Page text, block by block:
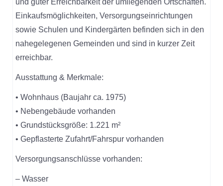
und guter Erreichbarkeit der umliegenden Ortschaften.
Einkaufsmöglichkeiten, Versorgungseinrichtungen
sowie Schulen und Kindergärten befinden sich in den
nahegelegenen Gemeinden und sind in kurzer Zeit
erreichbar.
Ausstattung & Merkmale:
• Wohnhaus (Baujahr ca. 1975)
• Nebengebäude vorhanden
• Grundstücksgröße: 1.221 m²
• Gepflasterte Zufahrt/Fahrspur vorhanden
Versorgungsanschlüsse vorhanden:
– Wasser